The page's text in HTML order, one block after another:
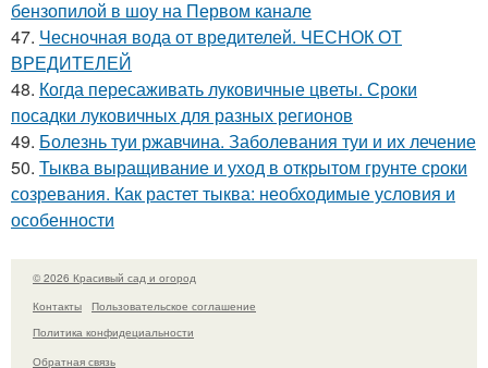
бензопилой в шоу на Первом канале
47. Чесночная вода от вредителей. ЧЕСНОК ОТ
ВРЕДИТЕЛЕЙ
48. Когда пересаживать луковичные цветы. Сроки
посадки луковичных для разных регионов
49. Болезнь туи ржавчина. Заболевания туи и их лечение
50. Тыква выращивание и уход в открытом грунте сроки
созревания. Как растет тыква: необходимые условия и
особенности
© 2026 Красивый сад и огород
Контакты
Пользовательское соглашение
Политика конфидециальности
Обратная связь